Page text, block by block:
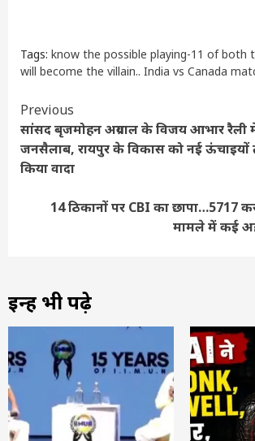
Tags: know the possible playing-11 of both
will become the villain.. India vs Canada
Continue
Reading
Previous
सांसद बृजमोहन अग्रवाल के विजय आभार रैली
जनसैलाब, रायपुर के विकास को नई
किया वादा
14 ठिकानों पर CBI का छापा…5717
मामले में कई
इन्हें भी पढ़े